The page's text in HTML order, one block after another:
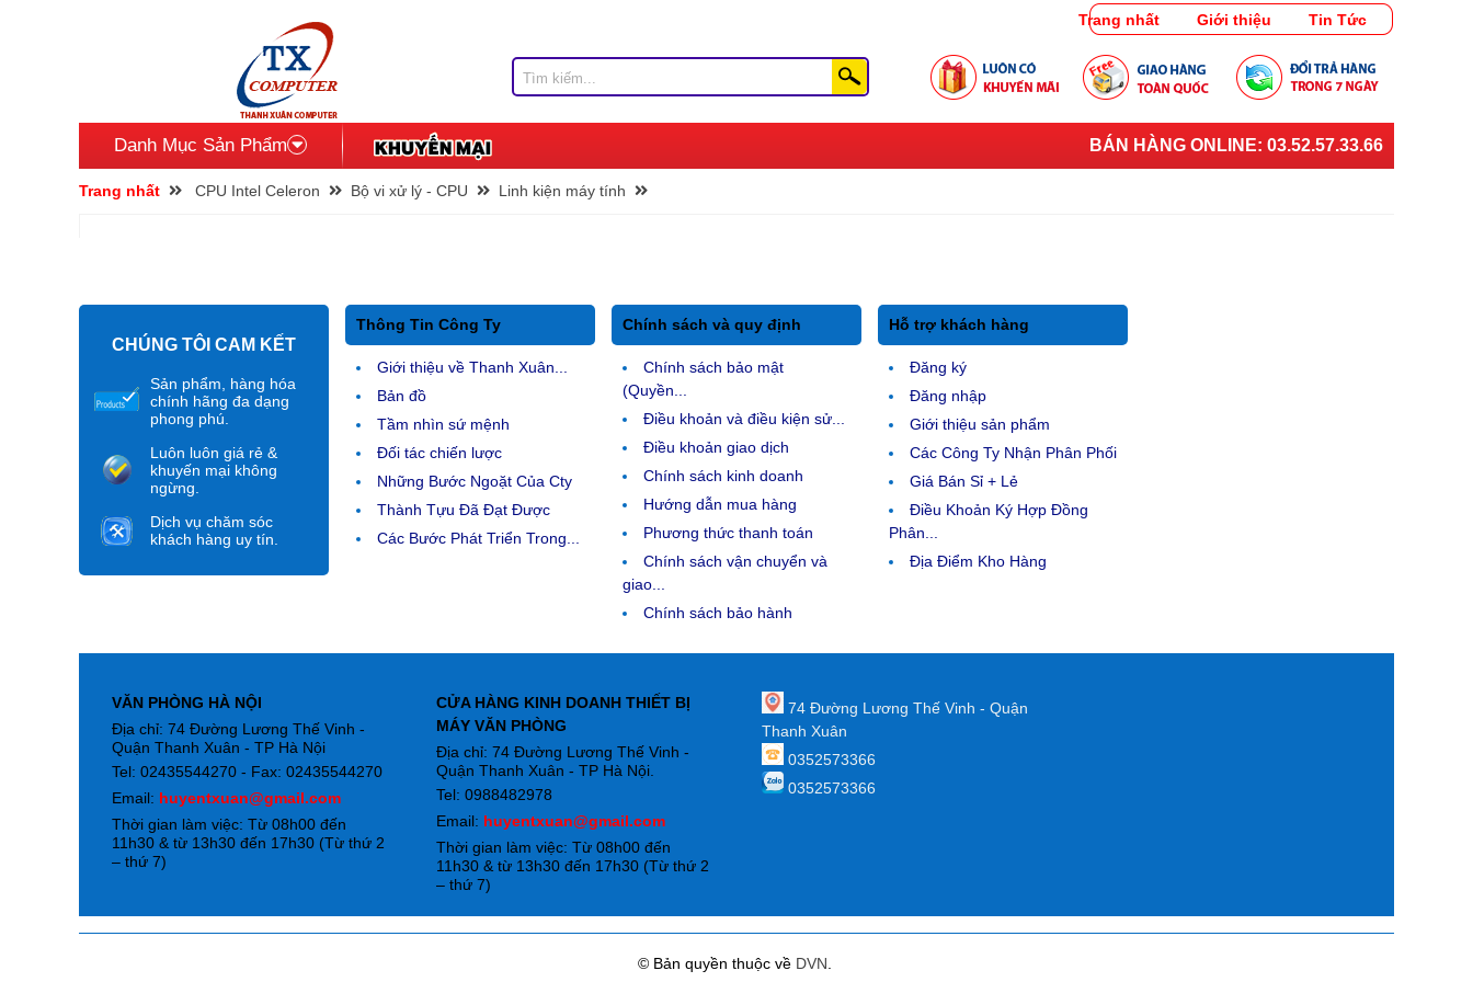
Trang nhất Giới thiệu Tin Tức
Danh Mục Sản Phẩm BÁN HÀNG ONLINE: 03.52.57.33.66
Trang nhất CPU Intel Celeron Bộ vi xử lý - CPU Linh kiện máy tính
CHÚNG TÔI CAM KẾT
Sản phẩm, hàng hóa
chính hãng đa dạng
phong phú.
Luôn luôn giá rẻ &
khuyến mại không
ngừng.
Dịch vụ chăm sóc
khách hàng uy tín.
Thông Tin Công Ty
Giới thiệu về Thanh Xuân...
Bản đồ
Tầm nhìn sứ mệnh
Đối tác chiến lược
Những Bước Ngoặt Của Cty
Thành Tựu Đã Đạt Được
Các Bước Phát Triển Trong...
Chính sách và quy định
Chính sách bảo mật
(Quyền...
Điều khoản và điều kiện sử...
Điều khoản giao dịch
Chính sách kinh doanh
Hướng dẫn mua hàng
Phương thức thanh toán
Chính sách vận chuyển và
giao...
Chính sách bảo hành
Hỗ trợ khách hàng
Đăng ký
Đăng nhập
Giới thiệu sản phẩm
Các Công Ty Nhận Phân Phối
Giá Bán Sỉ + Lẻ
Điều Khoản Ký Hợp Đồng
Phân...
Địa Điểm Kho Hàng
VĂN PHÒNG HÀ NỘI
Địa chỉ: 74 Đường Lương Thế Vinh -
Quận Thanh Xuân - TP Hà Nội
Tel: 02435544270 - Fax: 02435544270
Email: huyentxuan@gmail.com
Thời gian làm việc: Từ 08h00 đến
11h30 & từ 13h30 đến 17h30 (Từ thứ 2
– thứ 7)
CỬA HÀNG KINH DOANH THIẾT BỊ
MÁY VĂN PHÒNG
Địa chỉ: 74 Đường Lương Thế Vinh -
Quận Thanh Xuân - TP Hà Nội.
Tel: 0988482978
Email: huyentxuan@gmail.com
Thời gian làm việc: Từ 08h00 đến
11h30 & từ 13h30 đến 17h30 (Từ thứ 2
– thứ 7)
74 Đường Lương Thế Vinh - Quận
Thanh Xuân
0352573366
0352573366
© Bản quyền thuộc về DVN